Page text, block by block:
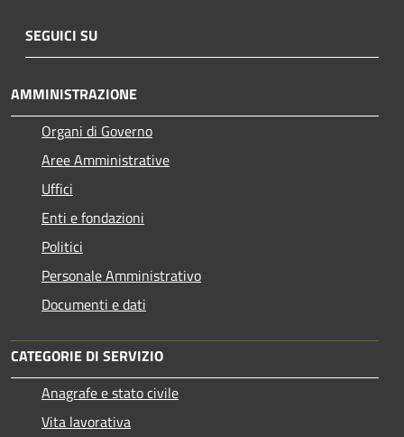
SEGUICI SU
AMMINISTRAZIONE
Organi di Governo
Aree Amministrative
Uffici
Enti e fondazioni
Politici
Personale Amministrativo
Documenti e dati
CATEGORIE DI SERVIZIO
Anagrafe e stato civile
Vita lavorativa